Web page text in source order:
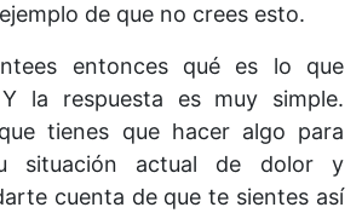
de que no crees esto.
entonces qué es lo que
la respuesta es muy simple.
tienes que hacer algo para
situación actual de dolor y
cuenta de que te sientes así